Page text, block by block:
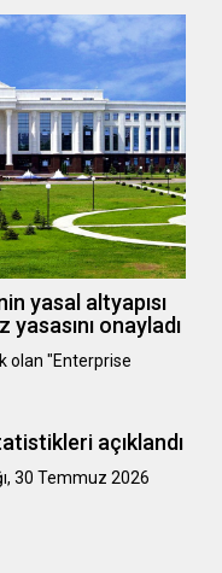
yasal altyapısı
onayladı
olan "Enterprise
açıklandı
30 Temmuz 2026